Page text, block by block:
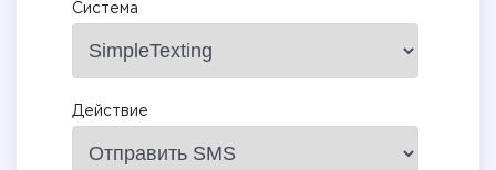
Система
Действие